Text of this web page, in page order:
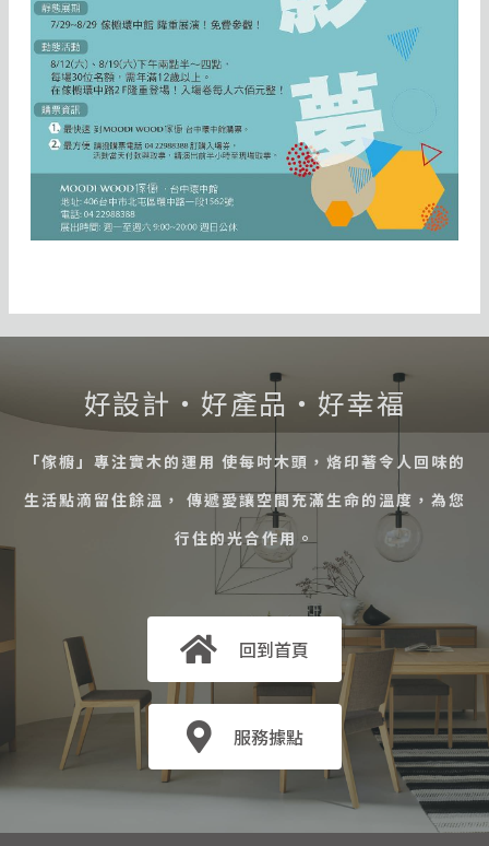
好設計・好產品・好幸福
「傢櫥」專注實木的運用 使每吋木頭，烙印著令人回味的
生活點滴留住餘溫， 傳遞愛讓空間充滿生命的溫度，為您
行住的光合作用。
回到首頁
服務據點